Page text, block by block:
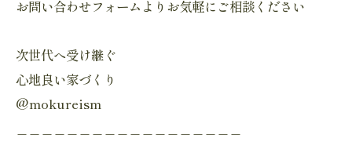
お問い合わせフォームよりお気軽にご相談ください
次世代へ受け継ぐ
心地良い家づくり
@mokureism